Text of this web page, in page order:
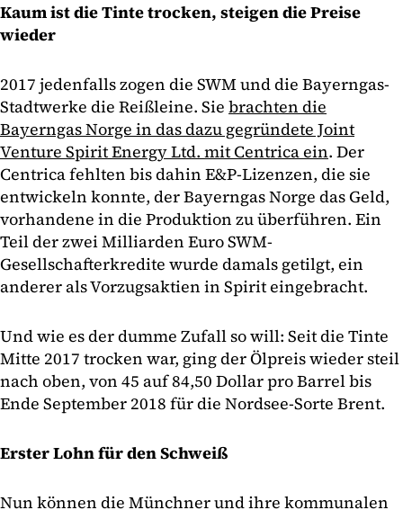
Kaum ist die Tinte trocken, steigen die Preise
wieder
2017 jedenfalls zogen die SWM und die Bayerngas-
Stadtwerke die Reißleine. Sie brachten die
Bayerngas Norge in das dazu gegründete Joint
Venture Spirit Energy Ltd. mit Centrica ein. Der
Centrica fehlten bis dahin E&P-Lizenzen, die sie
entwickeln konnte, der Bayerngas Norge das Geld,
vorhandene in die Produktion zu überführen. Ein
Teil der zwei Milliarden Euro SWM-
Gesellschafterkredite wurde damals getilgt, ein
anderer als Vorzugsaktien in Spirit eingebracht.
Und wie es der dumme Zufall so will: Seit die Tinte
Mitte 2017 trocken war, ging der Ölpreis wieder steil
nach oben, von 45 auf 84,50 Dollar pro Barrel bis
Ende September 2018 für die Nordsee-Sorte Brent.
Erster Lohn für den Schweiß
Nun können die Münchner und ihre kommunalen